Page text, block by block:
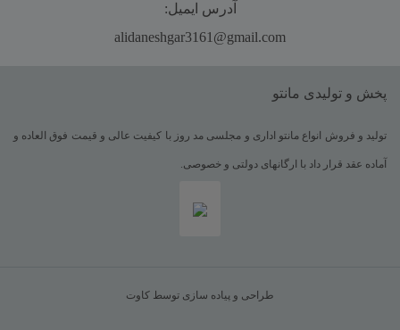
آدرس ایمیل:
alidaneshgar3161@gmail.com
پخش و تولیدی مانتو
تولید و فروش انواع مانتو اداری و مجلسی مد روز با کیفیت عالی و قیمت فوق العاده و
آماده عقد قرار داد با ارگانهای دولتی و خصوصی.
طراحی و پیاده سازی توسط کاوت